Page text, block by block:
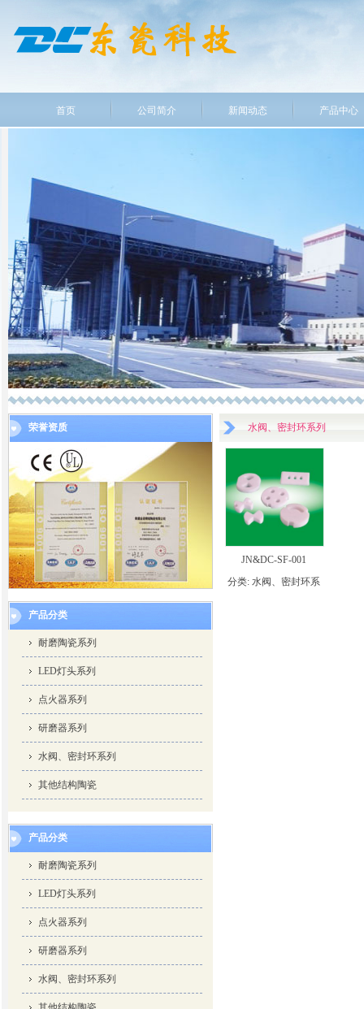
首页 公司简介 新闻动态 产品中心
荣誉资质
产品分类
耐磨陶瓷系列
LED灯头系列
点火器系列
研磨器系列
水阀、密封环系列
其他结构陶瓷
产品分类
耐磨陶瓷系列
LED灯头系列
点火器系列
研磨器系列
水阀、密封环系列
水阀、密封环系列
JN&DC-SF-001
分类: 水阀、密封环系